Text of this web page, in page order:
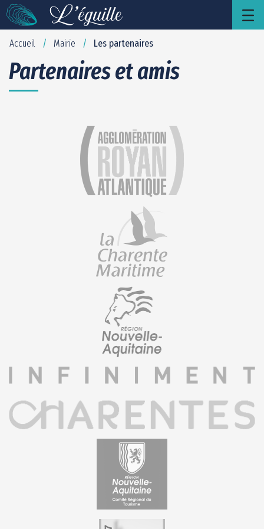
Saut au contenu principal
Les partenaires - leguille
Accueil / Mairie / Les partenaires
Partenaires et amis